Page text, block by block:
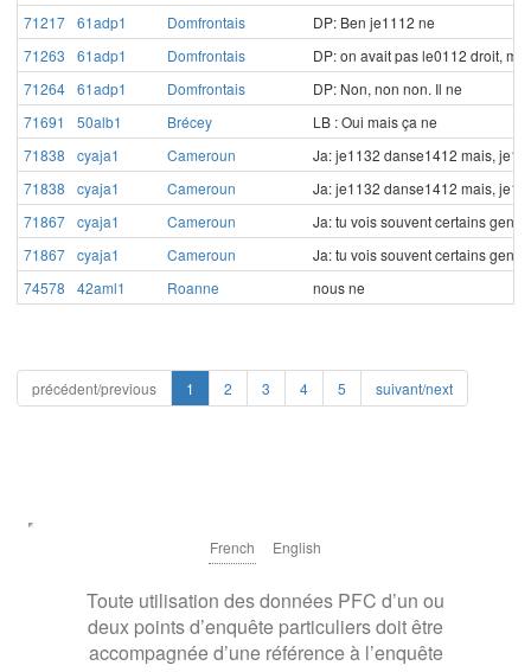
71217 61adp1 Domfrontais
DP: Ben je1112 ne
71263
61adp1 Domfrontais
DP: on avait pas le0112 droit,
71264 61adp1 Domfrontais
DP: Non, non non. Il ne
71691
50alb1 Brécey
LB : Oui mais ça ne
71838
cyaja1 Cameroun
Ja: je1132 danse1412 mais,
71838
cyaja1 Cameroun
Ja: je1132 danse1412 mais,
71867 cyaja1 Cameroun
Ja: tu vois souvent certains
71867 cyaja1 Cameroun
Ja: tu vois souvent certains
74578
42aml1 Roanne nous ne
précédent/previous 1 2 3 4 5 suivant/next
French English
Toute utilisation des données PFC d’un ou
deux points d’enquête particuliers doit être
accompagnée d’une référence à l’enquête